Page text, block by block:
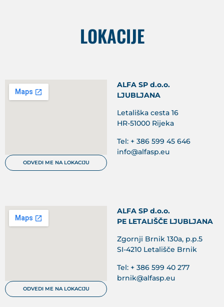
LOKACIJE
ODVEDI ME NA LOKACIJU
ALFA SP d.o.o.
LJUBLJANA
Letališka cesta 16
HR-51000 Rijeka
Tel: + 386 599 45 646
info@alfasp.eu
ODVEDI ME NA LOKACIJU
ALFA SP d.o.o.
PE LETALIŠČE LJUBLJANA
Zgornji Brnik 130a, p.p.5
SI-4210 Letališče Brnik
Tel: + 386 599 40 277
brnik@alfasp.eu